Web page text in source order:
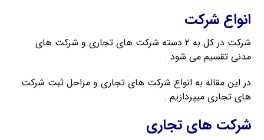
انواع شرکت
شرکت در کل به ۲ دسته شرکت های تجاری و شرکت های
مدنی تقسیم می شود .
در این مقاله به انواع شرکت های تجاری و مراحل ثبت شرکت
های تجاری میپردازیم .
شرکت های تجاری